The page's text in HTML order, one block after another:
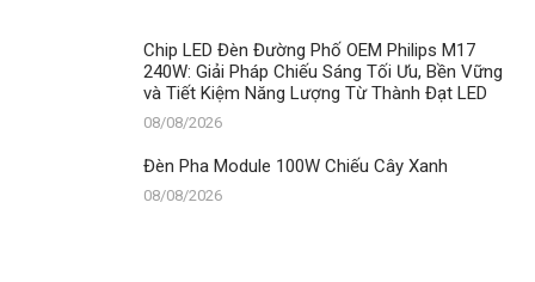
Chip LED Đèn Đường Phố OEM Philips M17
240W: Giải Pháp Chiếu Sáng Tối Ưu, Bền Vững
và Tiết Kiệm Năng Lượng Từ Thành Đạt LED
08/08/2026
Đèn Pha Module 100W Chiếu Cây Xanh
08/08/2026